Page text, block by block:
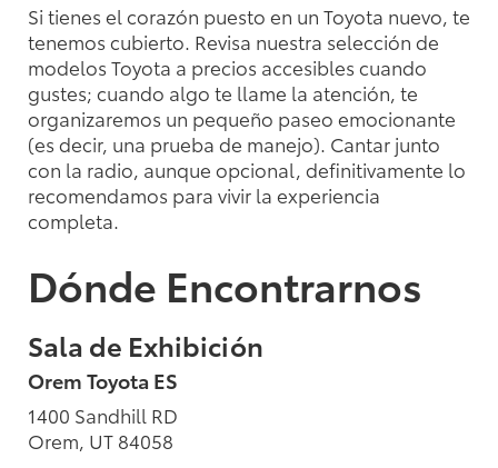
Si tienes el corazón puesto en un Toyota nuevo, te
tenemos cubierto. Revisa nuestra selección de
modelos Toyota a precios accesibles cuando
gustes; cuando algo te llame la atención, te
organizaremos un pequeño paseo emocionante
(es decir, una prueba de manejo). Cantar junto
con la radio, aunque opcional, definitivamente lo
recomendamos para vivir la experiencia
completa.
Dónde Encontrarnos
Sala de Exhibición
Orem Toyota ES
1400 Sandhill RD
Orem, UT 84058